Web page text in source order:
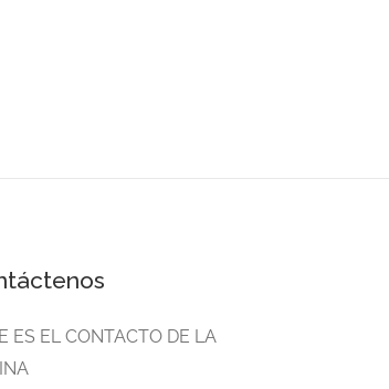
ES EL CONTACTO DE LA